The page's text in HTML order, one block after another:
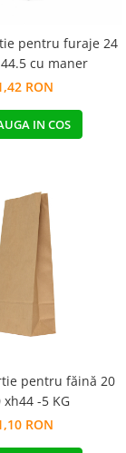
pentru furaje 24
cu maner
RON
IN COS
pentru făină 20
xh44 -5 KG
RON